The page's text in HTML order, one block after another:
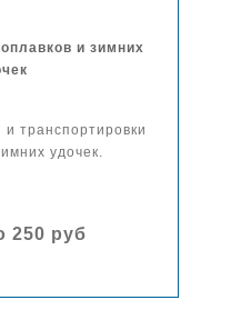
и зимних
транспортировки
удочек.
250 руб